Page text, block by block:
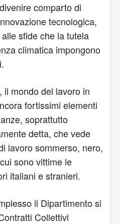
comparto di
tecnologica,
sfide che la tutela
climatica impongono
il mondo del lavoro in
fortissimi elementi
soprattutto
detta, che vede
lavoro sommerso, nero,
sono vittime le
italiani e stranieri.
il Dipartimento si
Collettivi